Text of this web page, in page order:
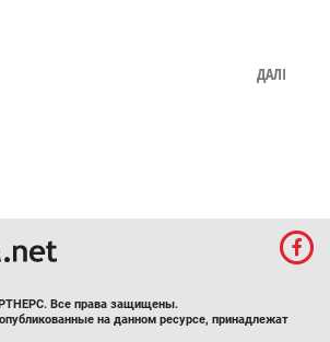
ДАЛІ
Все права защищены.
на данном ресурсе, принадлежат